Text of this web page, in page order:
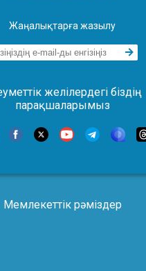
Жаңалықтарға жазылу
желілердегі біздің
парақшаларымыз
Мемлекеттік рәміздер